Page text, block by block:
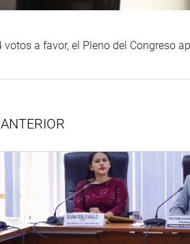
votos a favor, el Pleno del Congreso
ANTERIOR